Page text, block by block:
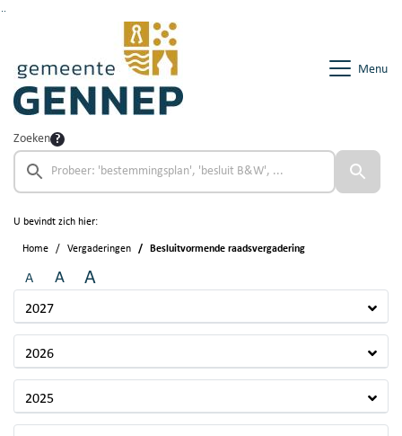
Menu
Zoeken
U bevindt zich hier:
Home Vergaderingen Besluitvormende raadsvergadering
A A A
2027
2026
2025